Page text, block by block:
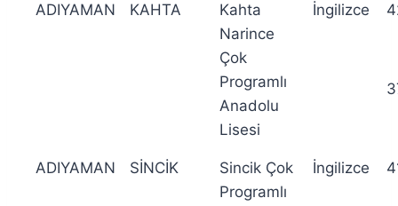
ADIYAMAN KAHTA
Kahta
Narince
Çok
Programlı
Anadolu
Lisesi
İngilizce
ADIYAMAN SİNCİK
Sincik Çok
Programlı
İngilizce